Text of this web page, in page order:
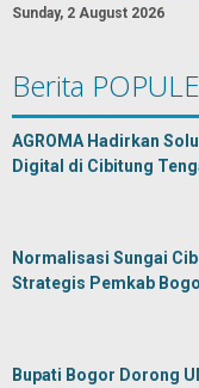
Sunday, 2 August 2026
Berita
AGROMA Hadirkan
Digital di Cibitung
Normalisasi Sungai
Strategis Pemkab
Bupati Bogor Dorong